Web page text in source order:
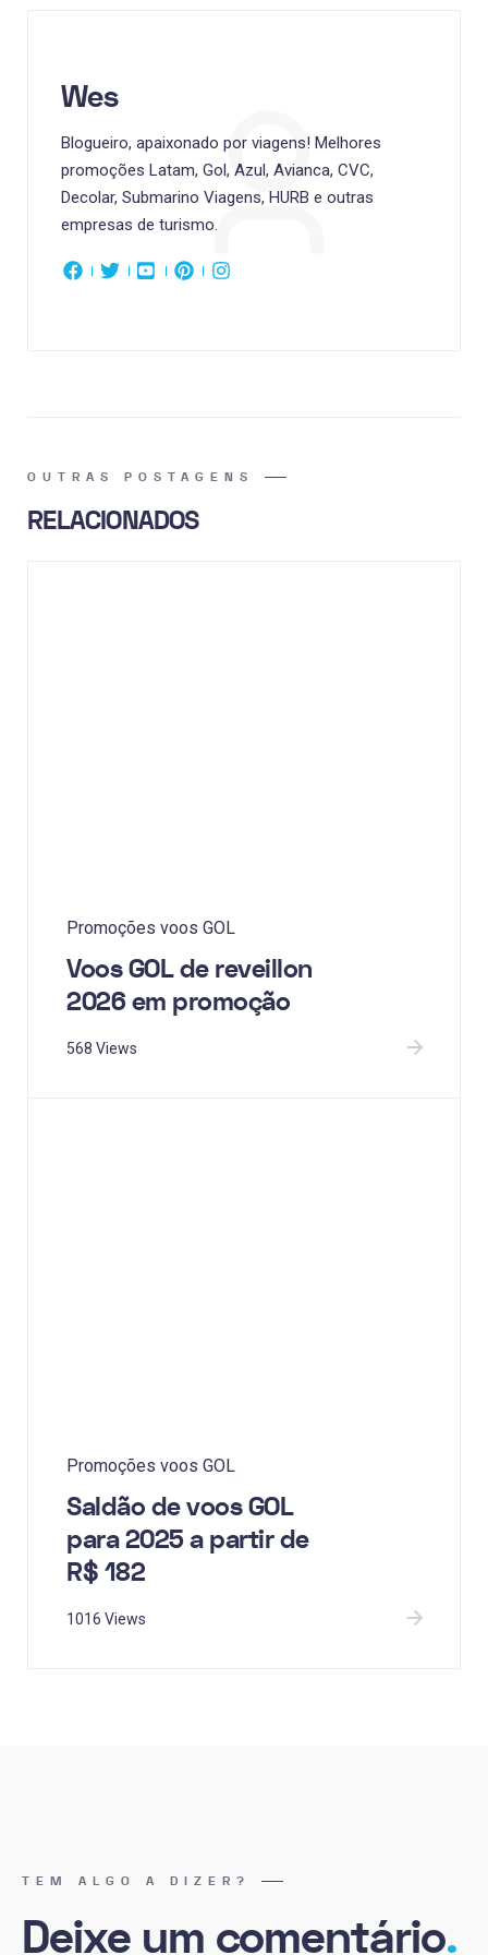
Wes
Blogueiro, apaixonado por viagens! Melhores
promoções Latam, Gol, Azul, Avianca, CVC,
Decolar, Submarino Viagens, HURB e outras
empresas de turismo.
OUTRAS POSTAGENS
RELACIONADOS
Promoções voos GOL
Voos GOL de reveillon
2026 em promoção
568 Views
Promoções voos GOL
Saldão de voos GOL
para 2025 a partir de
R$ 182
1016 Views
TEM ALGO A DIZER?
Deixe um comentário.